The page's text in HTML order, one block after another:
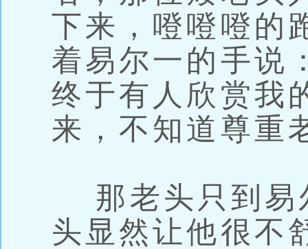
下来，噔噔噔的
着易尔一的手说
终于有人欣赏我
来，不知道尊重
那老头只到易
头显然让他很不